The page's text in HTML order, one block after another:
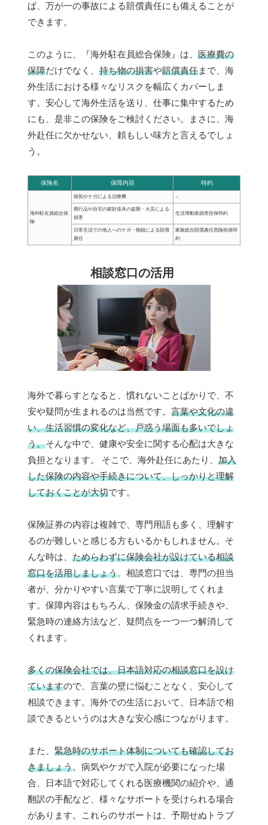
ば、万が一の事故による賠償責任にも備えることが
できます。
このように、『海外駐在員総合保険』は、 医療費の
保障だけでなく、 持ち物の損害や賠償責任まで、海
外生活における様々なリスクを幅広くカバーしま
す。安心して海外生活を送り、仕事に集中するため
にも、是非この保険をご検討ください。まさに、海
外赴任に欠かせない、頼もしい味方と言えるでしょ
う。
保険名 保障内容 特約
海外駐在員総合保
険
病気やケガによる治療費 –
携行品や自宅の家財道具の盗難・火災による
損害
生活用動産損害担保特約
日常生活での他人へのケガ・物損による賠償
責任
家族総合賠償責任危険担保特
約
相談窓口の活用
海外で暮らすとなると、慣れないことばかりで、不
安や疑問が生まれるのは当然です。 言葉や文化の違
い、生活習慣の変化など、戸惑う場面も多いでしょ
う。そんな中で、健康や安全に関する心配は大きな
負担となります。 そこで、海外赴任にあたり、 加入
した保険の内容や手続きについて、しっかりと理解
しておくことが大切です。
保険証券の内容は複雑で、専門用語も多く、理解す
るのが難しいと感じる方もいるかもしれません。そ
んな時は、 ためらわずに保険会社が設けている相談
窓口を活用しましょう。相談窓口では、専門の担当
者が、分かりやすい言葉で丁寧に説明してくれま
す。保障内容はもちろん、保険金の請求手続きや、
緊急時の連絡方法など、疑問点を一つ一つ解消して
くれます。
多くの保険会社では、日本語対応の相談窓口を設け
ていますので、言葉の壁に悩むことなく、安心して
相談できます。海外での生活において、日本語で相
談できるというのは大きな安心感につながります。
また、 緊急時のサポート体制についても確認してお
きましょう。病気やケガで入院が必要になった場
合、日本語で対応してくれる医療機関の紹介や、通
翻訳の手配など、様々なサポートを受けられる場合
があります。これらのサポートは、予期せぬトラブ